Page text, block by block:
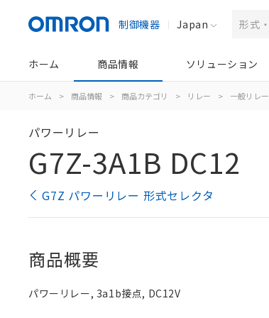
制御機器 Japan
ホーム 商品情報 ソリューション
ホーム > 商品情報 > 商品カテゴリ > リレー > 一般リレー
パワーリレー
G7Z-3A1B DC12
G7Z パワーリレー 形式セレクタ
商品概要
パワーリレー, 3a1b接点, DC12V